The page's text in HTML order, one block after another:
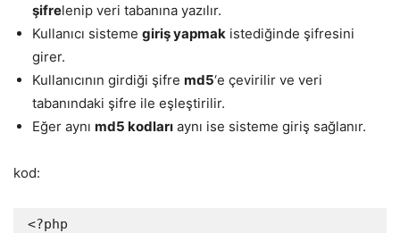
şifrelenip veri tabanına yazılır.
Kullanıcı sisteme giriş yapmak istediğinde şifresini
girer.
Kullanıcının girdiği şifre md5‘e çevirilir ve veri
tabanındaki şifre ile eşleştirilir.
Eğer aynı md5 kodları aynı ise sisteme giriş sağlanır.
kod:
<?php